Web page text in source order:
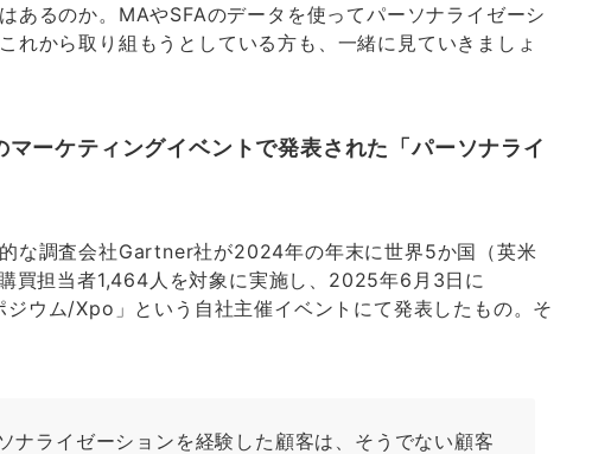
あるのか。MAやSFAのデータを使ってパーソナライゼーシ
れから取り組もうとしている方も、一緒に見ていきましょ
ーケティングイベントで発表された「パーソナライ
な調査会社Gartner社が2024年の年末に世界5か国（英米
買担当者1,464人を対象に実施し、 2025年6月3日 に
ジウム/Xpo」という自社主催イベントにて発表したもの。そ
ナライゼーションを経験した顧客は、そうでない顧客